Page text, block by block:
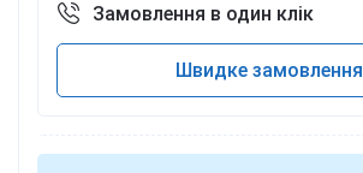
Замовлення в один клік
Швидке замовлення